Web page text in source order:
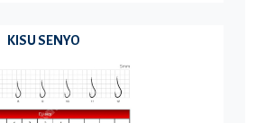
KISU SENYO